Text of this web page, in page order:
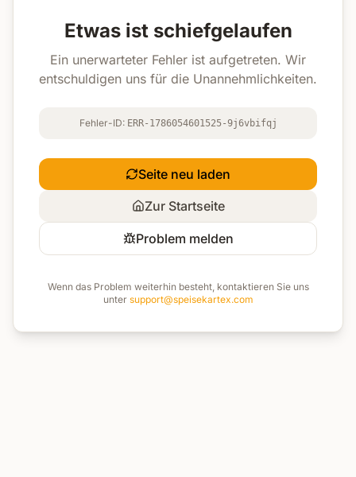
Etwas ist schiefgelaufen
Ein unerwarteter Fehler ist aufgetreten. Wir
entschuldigen uns für die Unannehmlichkeiten.
Fehler-ID: ERR-1786054601525-9j6vbifqj
Seite neu laden
Zur Startseite
Problem melden
Wenn das Problem weiterhin besteht, kontaktieren Sie uns
unter support@speisekartex.com